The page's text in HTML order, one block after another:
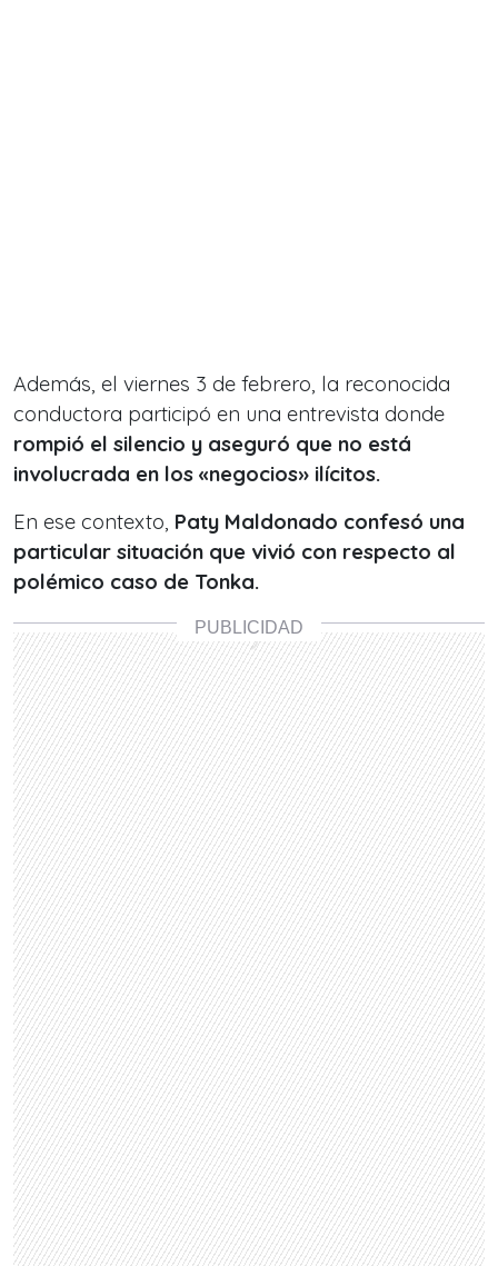
Además, el viernes 3 de febrero, la reconocida
conductora participó en una entrevista donde
rompió el silencio y aseguró que no está
involucrada en los «negocios» ilícitos.
En ese contexto, Paty Maldonado confesó una
particular situación que vivió con respecto al
polémico caso de Tonka.